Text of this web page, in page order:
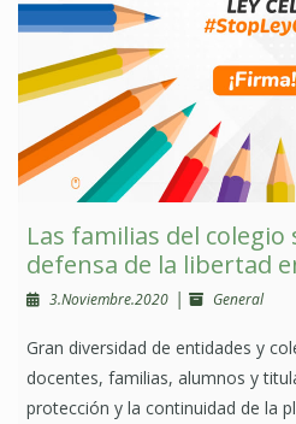
Las familias del colegio
defensa de la libertad
3.Noviembre.2020 | General
Gran diversidad de entidades y
docentes, familias, alumnos y
protección y la continuidad de la